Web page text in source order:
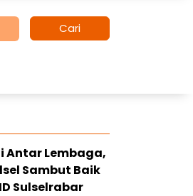
Cari
Antar Lembaga,
Sambut Baik
Sulselrabar